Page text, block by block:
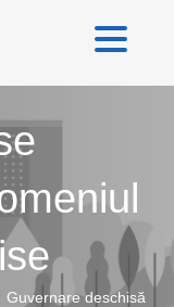
Guvernare deschisă